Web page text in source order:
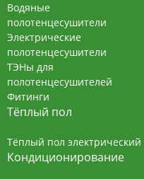
Водяные
полотенцесушители
Электрические
полотенцесушители
ТЭНы для
полотенцесушителей
Фитинги
Тёплый пол
Тёплый пол электрический
Кондиционирование